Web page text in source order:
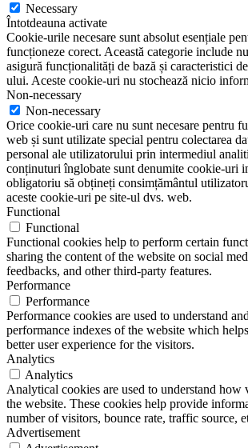
Necessary
Întotdeauna activate
Cookie-urile necesare sunt absolut esențiale
funcționeze corect. Această categorie include
asigură funcționalități de bază și caracteristici
ului. Aceste cookie-uri nu stochează nicio
Non-necessary
Non-necessary
Orice cookie-uri care nu sunt necesare pentru
web și sunt utilizate special pentru colectarea
personal ale utilizatorului prin intermediul
conținuturi înglobate sunt denumite cookie-uri
obligatoriu să obțineți consimțământul
aceste cookie-uri pe site-ul dvs. web.
Functional
Functional
Functional cookies help to perform certain
sharing the content of the website on social
feedbacks, and other third-party features.
Performance
Performance
Performance cookies are used to understand
performance indexes of the website which
better user experience for the visitors.
Analytics
Analytics
Analytical cookies are used to understand how
the website. These cookies help provide
number of visitors, bounce rate, traffic source,
Advertisement